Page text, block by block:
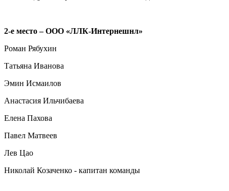
2-е место – ООО «ЛЛК-Интернешнл»
Роман Рябухин
Татьяна Иванова
Эмин Исмаилов
Анастасия Ильчибаева
Елена Пахова
Павел Матвеев
Лев Цао
Николай Козаченко - капитан команды